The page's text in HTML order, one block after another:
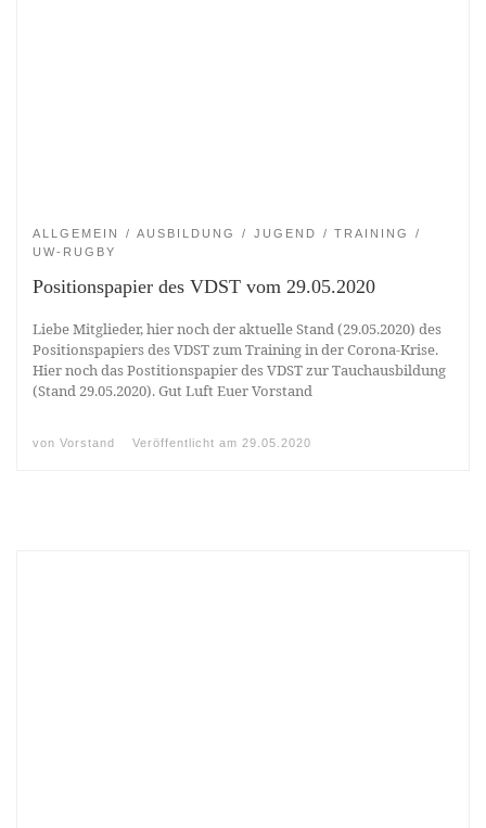
ALLGEMEIN AUSBILDUNG JUGEND
TRAINING
UW-RUGBY
Positionspapier des VDST vom 29.05.2020
Liebe Mitglieder, hier noch der aktuelle Stand (29.05.2020) des
Positionspapiers des VDST zum Training in der Corona-Krise.
Hier noch das Postitionspapier des VDST zur Tauchausbildung
(Stand 29.05.2020). Gut Luft Euer Vorstand
von Vorstand Veröffentlicht am 29.05.2020